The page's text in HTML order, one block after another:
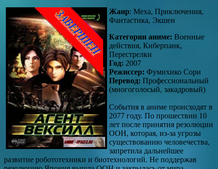
Жанр: Меха, Приключения,
Фантастика, Экшен
Категории аниме: Военные
действия, Киберпанк,
Перестрелки
Год: 2007
Режиссер: Фумихико Сори
Перевод: Профессиональный
(многоголосый, закадровый)
События в аниме происходят в
2077 году. По прошествии 10
лет после принятия резолюции
ООН, которая, из-за угрозы
существованию человечества,
запретила дальнейшее
развитие робототехники и биотехнологий. Не поддержав